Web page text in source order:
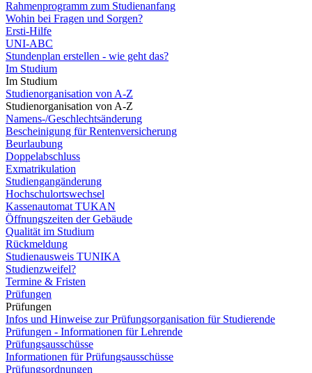
Rahmenprogramm zum Studienanfang
Wohin bei Fragen und Sorgen?
Ersti-Hilfe
UNI-ABC
Stundenplan erstellen - wie geht das?
Im Studium
Im Studium
Studienorganisation von A-Z
Studienorganisation von A-Z
Namens-/Geschlechtsänderung
Bescheinigung für Rentenversicherung
Beurlaubung
Doppelabschluss
Exmatrikulation
Studiengangänderung
Hochschulortswechsel
Kassenautomat TUKAN
Öffnungszeiten der Gebäude
Qualität im Studium
Rückmeldung
Studienausweis TUNIKA
Studienzweifel?
Termine & Fristen
Prüfungen
Prüfungen
Infos und Hinweise zur Prüfungsorganisation für Studierende
Prüfungen - Informationen für Lehrende
Prüfungsausschüsse
Informationen für Prüfungsausschüsse
Prüfungsordnungen